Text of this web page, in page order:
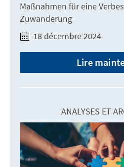
Maßnahmen für eine
Zuwanderung
18 décembre 2024
Lire
ANALYSES ET